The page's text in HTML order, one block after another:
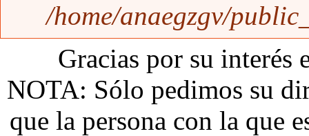
/home/anaegzgv/
Gracias por su interés
NOTA: Sólo pedimos su
que la persona con la que